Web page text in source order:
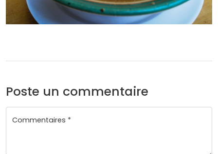
Poste un commentaire
Commentaires *